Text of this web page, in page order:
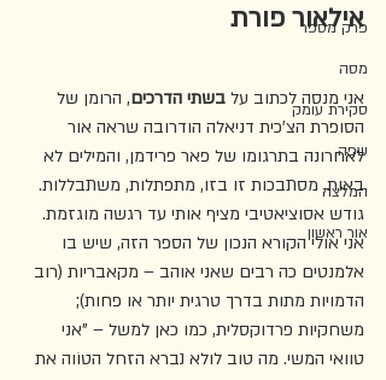
פרק מספר
מסה
סקירת עומק
שפה
המלצה
אור ראשון
אילאור פורת
אני מנסה לכתוב על בשתי הדרכים, הרומן של
הסופרת הצ'כית דניאלה הודרובה שראה אור
לאחרונה בתרגומו של פאר פרידמן, והמילים לא
באות, מסתבכות זו בזו, מתפתלות, משתבללות.
גודש אסוציאטיבי מציף אותי עד רגשה מוגזמת.
אני אולי הקורא הנכון של הספר הזה, שיש בו
אלמנטים כה רבים שאני אוהב – מקאבריות (רוב
הדמויות מתות בדרך טרגית יותר או פחות);
משחקיות פרדוקסלית, כמו כאן למשל – "אני
טוואי המשי. מה טוב לולא נברא הזחל הטוֹוה את